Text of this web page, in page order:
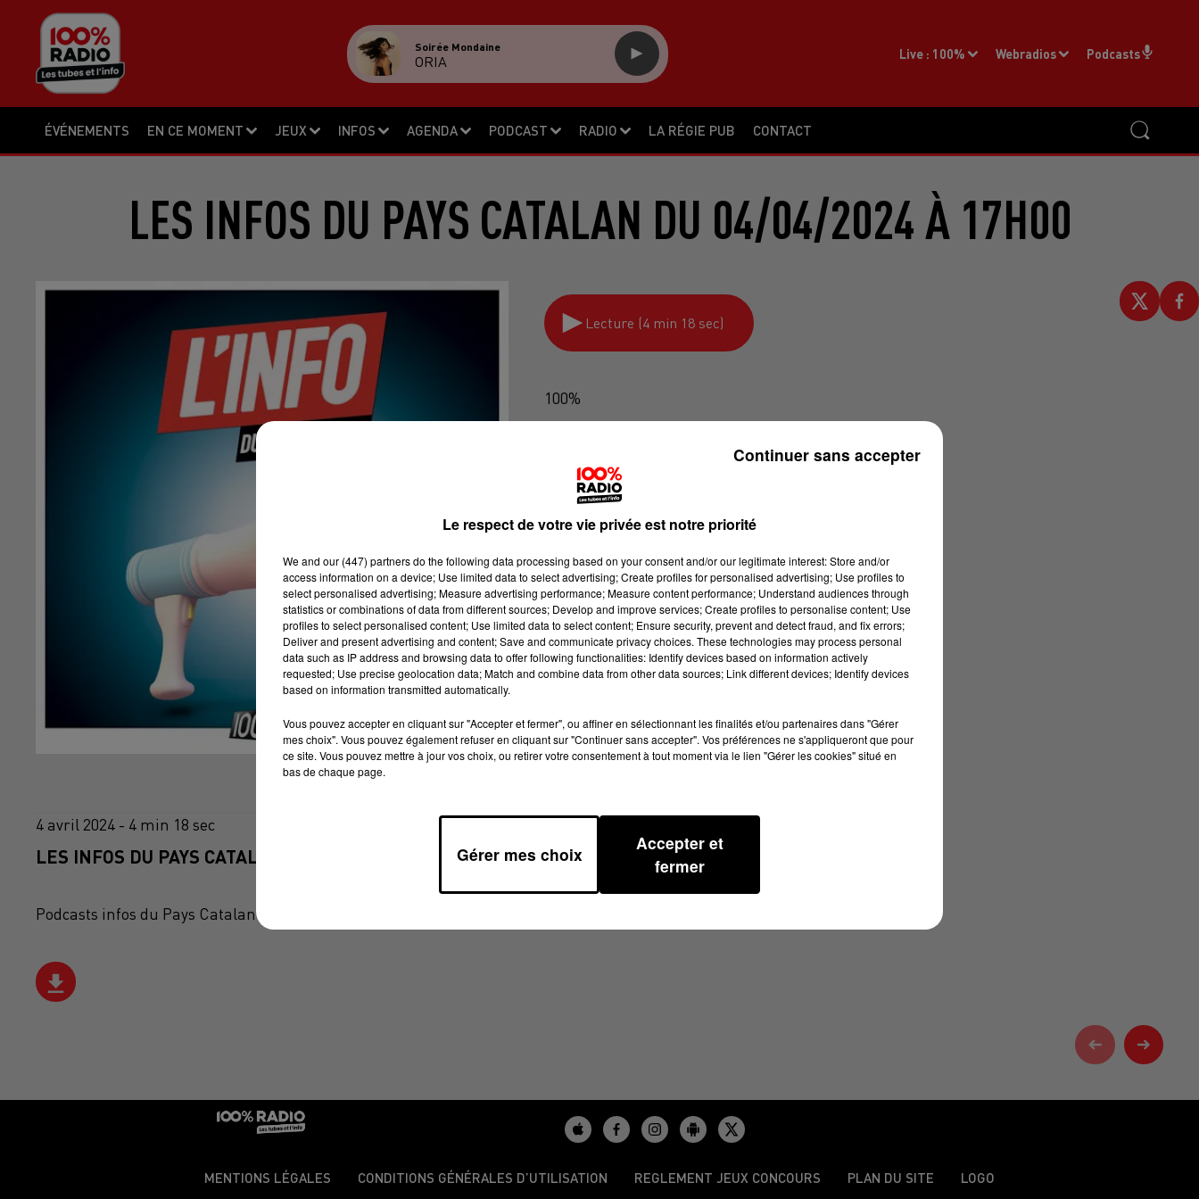
ÉVÉNEMENTS EN CE MOMENT JEUX INFOS AGENDA PODCAST RADIO LA RÉGIE PUB CONTACT
Live : 100% Webradios Podcasts
Soirée Mondaine
ORIA
LES INFOS DU PAYS CATALAN DU 04/04/2024 À 17H00
Lecture (4 min 18 sec)
100%
4 avril 2024 - 4 min 18 sec
LES INFOS DU PAYS CATALAN DU 04/04/2024 À 17H00
Podcasts infos du Pays Catalan
MENTIONS LÉGALES CONDITIONS GÉNÉRALES D’UTILISATION REGLEMENT JEUX CONCOURS PLAN DU SITE LOGO
Le respect de votre vie privée est notre priorité
We and our (447) partnersdo the following data processing based on your consent and/or our legitimate interest: Store and/or
access information on a device; Use limited data to select advertising; Create profiles for personalised advertising; Use profiles to
select personalised advertising; Measure advertising performance; Measure content performance; Understand audiences through
statistics or combinations of data from different sources; Develop and improve services; Create profiles to personalise content; Use
profiles to select personalised content; Use limited data to select content; Ensure security, prevent and detect fraud, and fix errors;
Deliver and present advertising and content; Save and communicate privacy choices. These technologies may process personal
data such as IP address and browsing data to offer following functionalities: Identify devices based on information actively
requested; Use precise geolocation data; Match and combine data from other data sources; Link different devices; Identify devices
based on information transmitted automatically.
Vous pouvez accepter en cliquant sur "Accepter et fermer", ou affiner en sélectionnant les finalités et/ou partenaires dans "Gérer
mes choix". Vous pouvez également refuser en cliquant sur "Continuer sans accepter". Vos préférences ne s'appliqueront que pour
ce site. Vous pouvez mettre à jour vos choix, ou retirer votre consentement à tout moment via le lien "Gérer les cookies" situé en
bas de chaque page.
Gérer mes choix
Accepter et
fermer
Continuer sans accepter